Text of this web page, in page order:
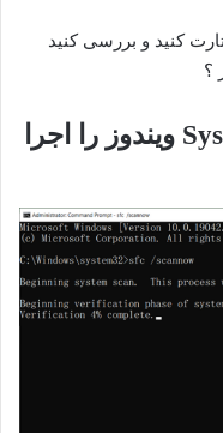
کنید و بررسی کنید
؟
۳ . ابزار System File Checker ویندوز را اجرا